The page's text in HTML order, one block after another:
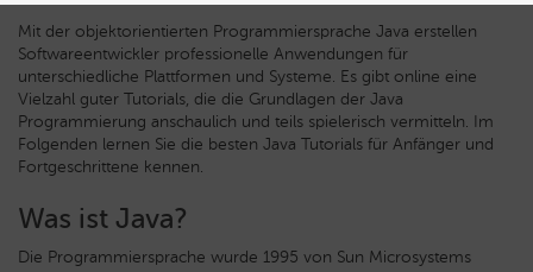
Mit der objektorientierten Programmiersprache Java erstellen
Softwareentwickler professionelle Anwendungen für
unterschiedliche Plattformen und Systeme. Es gibt online eine
Vielzahl guter Tutorials, die die Grundlagen der Java
Programmierung anschaulich und teils spielerisch vermitteln. Im
Folgenden lernen Sie die besten Java Tutorials für Anfänger und
Fortgeschrittene kennen.
Was ist Java?
Die Programmiersprache wurde 1995 von Sun Microsystems